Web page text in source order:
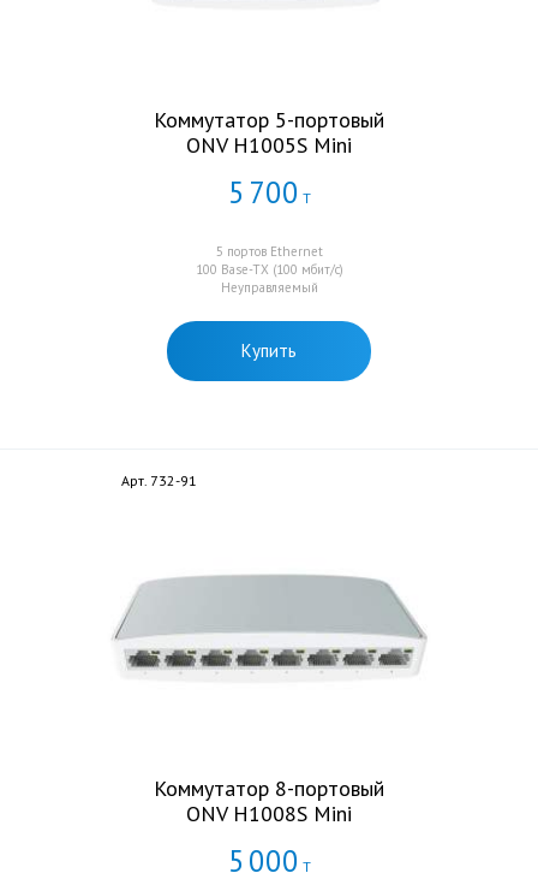
Коммутатор 5-портовый
ONV H1005S Mini
5 700 Т
5 портов Ethernet
100 Base-TX (100 мбит/с)
Неуправляемый
Купить
Арт. 732-91
Коммутатор 8-портовый
ONV H1008S Mini
5 000 Т